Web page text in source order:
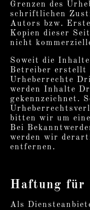
Grenzen des
schriftlichen
Autors bzw.
Kopien dieser
nicht
Soweit die
Betreiber erstellt
Urheberrechte
werden Inhalte
gekennzeichnet.
bitten wir um
Bei
werden wir
entfernen.
Haftung für
Als